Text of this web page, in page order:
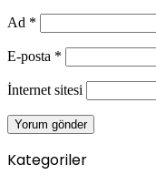
Ad *
E-posta *
İnternet sitesi
Kategoriler